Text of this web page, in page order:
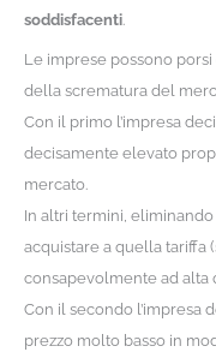
soddisfacenti.
Le imprese possono
della scrematura del
Con il primo l’impresa
decisamente elevato
mercato.
In altri termini,
acquistare a quella tariffa
consapevolmente ad alta
Con il secondo l’impresa
prezzo molto basso in